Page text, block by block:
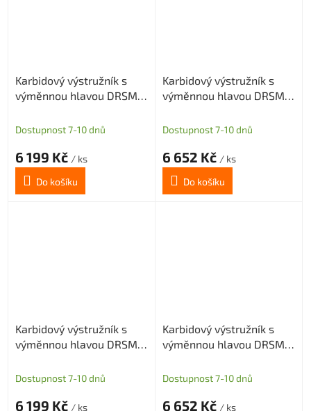
Karbidový výstružník s
výměnnou hlavou DRSMN
díru
Dostupnost 7-10 dnů
6 199 Kč / ks
Do košíku
Karbidový výstružník s
výměnnou hlavou DRSMN
díru
Dostupnost 7-10 dnů
6 652 Kč / ks
Do košíku
Karbidový výstružník s
výměnnou hlavou DRSMN
Dostupnost 7-10 dnů
6 199 Kč / ks
Karbidový výstružník s
výměnnou hlavou DRSMN
Dostupnost 7-10 dnů
6 652 Kč / ks